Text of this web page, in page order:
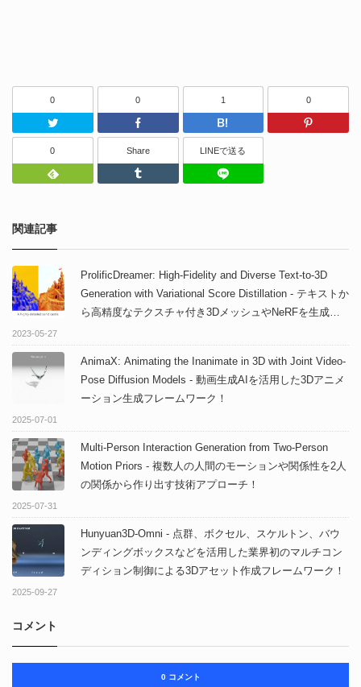
0
Twitter
0
Facebook
1
はてなブッ
0
0
Feedly
Share
Tumblr
LINEで送る
関連記事
ProlificDreamer: High-Fidelity and Diverse Text-to-3D
Generation with Variational Score Distillation - テキストか
ら高精度なテクスチャ付き3DメッシュやNeRFを生成可
2023-05-27
AnimaX: Animating the Inanimate in 3D with Joint Video-
Pose Diffusion Models - 動画生成AIを活用した3Dアニメ
ーション生成フレームワーク！
2025-07-01
Multi-Person Interaction Generation from Two-Person
Motion Priors - 複数人の人間のモーションや関係性を2人
の関係から作り出す技術アプローチ！
2025-07-31
Hunyuan3D-Omni - 点群、ボクセル、スケルトン、バウ
ンディングボックスなどを活用した業界初のマルチコン
ディション制御による3Dアセット作成フレームワーク！
2025-09-27
コメント
0 コメント